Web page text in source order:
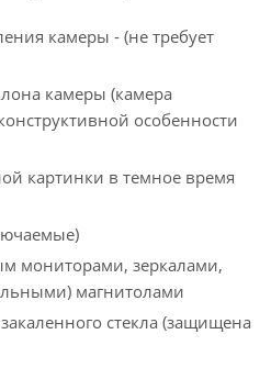
камеры - (не требует
камеры (камера
особенности
картинки в темное время
мониторами, зеркалами,
магнитолами
стекла (защищена